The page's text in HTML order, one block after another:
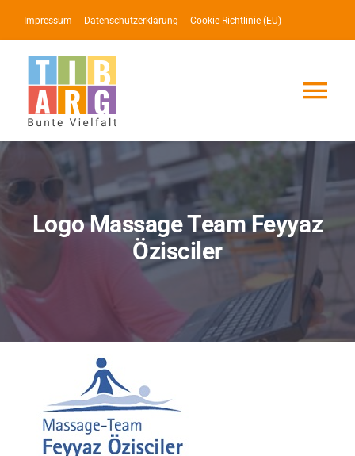
Inhalt
springen
Impressum Datenschutzerklärung Cookie-Richtlinie (EU)
Service
Über uns
Logo Massage Team Feyyaz
Özisciler